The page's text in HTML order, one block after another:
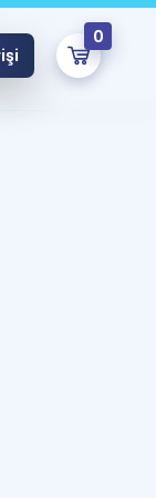
0
seni bekliyor!